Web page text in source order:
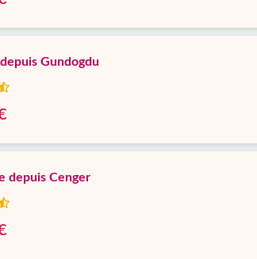
Gundogdu
depuis Cenger